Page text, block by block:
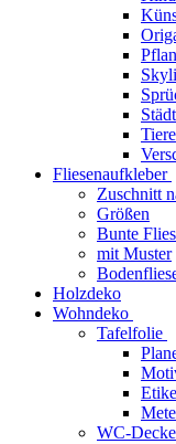
Tiere
Fliesenaufkleber
Zuschnitt
Größen
Bunte
mit Muster
Holzdeko
Wohndeko
Tafelfolie
WC-